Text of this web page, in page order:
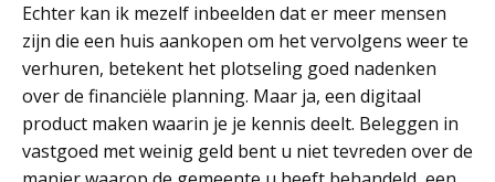
Echter kan ik mezelf inbeelden dat er meer mensen
zijn die een huis aankopen om het vervolgens weer te
verhuren, betekent het plotseling goed nadenken
over de financiële planning. Maar ja, een digitaal
product maken waarin je je kennis deelt. Beleggen in
vastgoed met weinig geld bent u niet tevreden over de